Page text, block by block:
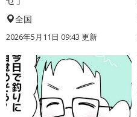
全国
2026年5月11日 09:43 更新